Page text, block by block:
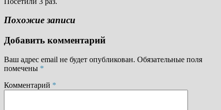
Похожие записи
Добавить комментарий
Ваш адрес email не будет опубликован. Обязательные поля
помечены *
Комментарий *